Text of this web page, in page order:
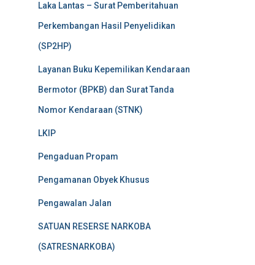
Laka Lantas – Surat Pemberitahuan
Perkembangan Hasil Penyelidikan
(SP2HP)
Layanan Buku Kepemilikan Kendaraan
Bermotor (BPKB) dan Surat Tanda
Nomor Kendaraan (STNK)
LKIP
Pengaduan Propam
Pengamanan Obyek Khusus
Pengawalan Jalan
SATUAN RESERSE NARKOBA
(SATRESNARKOBA)